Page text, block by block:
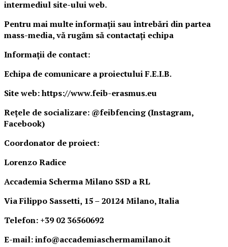
intermediul site-ului web.
Pentru mai multe informații sau întrebări din partea
mass-media, vă rugăm să contactați echipa
Informații de contact:
Echipa de comunicare a proiectului F.E.I.B.
Site web: https://www.feib-erasmus.eu
Rețele de socializare: @feibfencing (Instagram,
Facebook)
Coordonator de proiect:
Lorenzo Radice
Accademia Scherma Milano SSD a RL
Via Filippo Sassetti, 15 – 20124 Milano, Italia
Telefon: +39 02 36560692
E-mail: info@accademiaschermamilano.it